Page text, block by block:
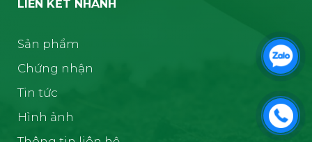
LIÊN KẾT NHANH
Sản phẩm
Chứng nhận
Tin tức
Hình ảnh